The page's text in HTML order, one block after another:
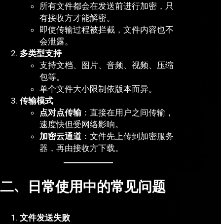
所有文件都会在发送前进行加密，只
有接收方才能解密。
即使传输过程被拦截，文件内容也不
会泄露。
多类型支持
支持文档、图片、音频、视频、压缩
包等。
单个文件大小限制依版本而异。
传输模式
点对点传输：直接在用户之间传输，
速度快但受网络影响。
加密云通道 ：文件先上传到加密服务
器，再由接收方下载。
二、日常使用中的常见问题
文件发送失败